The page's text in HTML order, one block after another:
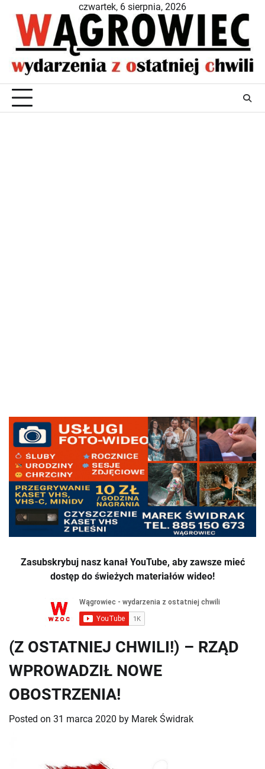
content
czwartek, 6 sierpnia, 2026
Zasubskrybuj nasz kanał YouTube, aby zawsze mieć
dostęp do świeżych materiałów wideo!
(Z OSTATNIEJ CHWILI!) – RZĄD
WPROWADZIŁ NOWE
OBOSTRZENIA!
Posted on 31 marca 2020 by Marek Świdrak